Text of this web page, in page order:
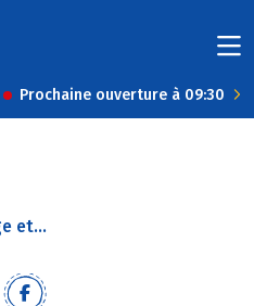
Prochaine ouverture à 09:30
et...